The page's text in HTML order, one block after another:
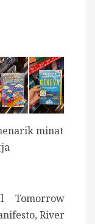
minat
Tomorrow
River